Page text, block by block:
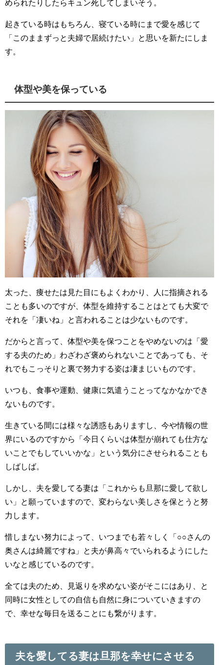
められたりしたらキュン死してしまいそう。
起きている時はもちろん、寝ている時にまで愛を感じて
「このままずっと夫婦で居続けたい」と思いを新たにしま
す。
体型や美を保っている
太った、痩せたは見た目にもよくわかり、人に指摘される
ことも多いのですが、体型を維持することはとても大変で
それを「凄いね」と言われることは少ないものです。
だからと言って、体型や美を保つことをやめないのは「愛
する夫のため」わざわざ褒められないことであっても、そ
れでもこっそりと裏で努力する姿は凄まじいものです。
いつも、食事や運動、健康に気遣うことってなかなかでき
ないものです。
生きている間には様々な誘惑もありますし、今や情報の世
界にいるのですから「今日くらいは体型が崩れても仕方な
いことでもしていいかな」という気分にさせられることも
しばしば。
しかし、夫を愛してる妻は「これからも旦那に愛して欲し
い」と願っていますので、変わらない美しさを保とうと努
力します。
惜しまない努力によって、いつまでも若々しく「○○さんの
奥さんは綺麗ですね」と夫が鼻高々でいられるようにした
いなと感じているのです。
全ては夫のため、見返りを求めない姿がそこにはあり、と
同時に女性としての自信も自然に身についていきますの
で、幸せな毎日を送ることにも繋がります。
夫を愛してる妻は旦那を幸せにさせる